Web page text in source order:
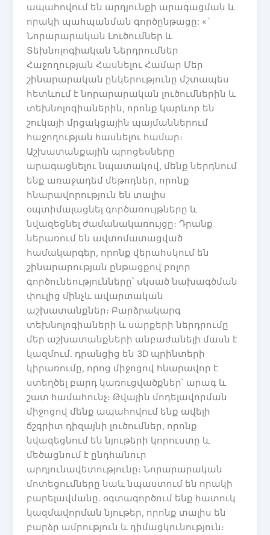
ապահովում են արդյունքի արագացման և
որակի պահպանման գործընթացը: «`
Նորարարական Լուծումներ և
Տեխնոլոգիական Ներդրումներ
Հաջողության Հասնելու Համար Մեր
շինարարական ընկերությունը մշտապես
հետևում է նորարարական լուծումներին և
տեխնոլոգիաներին, որոնք կարևոր են
շուկայի մրցակցային պայմաններում
հաջողության հասնելու համար։
Աշխատանքային պրոցեսները
արագացնելու նպատակով, մենք ներդնում
ենք առաջադեմ մեթոդներ, որոնք
հնարավորություն են տալիս
օպտիմալացնել գործառույթները և
նվազեցնել ժամանակառույցը։ Դրանք
ներառում են ավտոմատացված
համակարգեր, որոնք վերահսկում են
շինարարության ընթացքով բոլոր
գործունեությունները՝ սկսած նախագծման
փուլից մինչև ավարտական
աշխատանքներ։ Բարձրակարգ
տեխնոլոգիաների և սարքերի ներդրումը
մեր աշխատանքների անբաժանելի մասն է
կազմում․ դրանցից են 3D պրինտերի
կիրառումը, որոց միջոցով հնարավոր է
ստեղծել բարդ կառուցվածքներ՝ արագ և
շատ համահունչ։ Թվային մոդելավորման
միջոցով մենք ապահովում ենք ավելի
ճշգրիտ դիզայնի լուծումներ, որոնք
նվազեցնում են նյութերի կորուստը և
մեծացնում է ընդհանուր
արդյունավետությունը։ Նորարարական
մոտեցումները նաև նպաստում են որակի
բարելավմանը․ օգտագործում ենք հատուկ
կազմավորման նյութեր, որոնք տալիս են
բարձր ամրություն և դիմացկունություն։